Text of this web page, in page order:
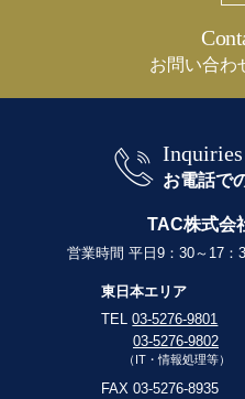
お問い合わ
Inquiries
お電話で
TAC株式会
営業時間 平日9：30～17：
東日本エリア
TEL03-5276-9801
03-5276-9802
（IT・情報処理等）
FAX 03-5276-8935